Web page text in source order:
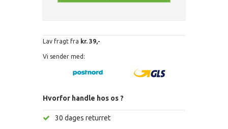
Lav fragt fra kr. 39,-
Vi sender med:
Hvorfor handle hos os ?
30 dages returret